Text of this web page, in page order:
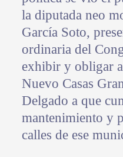
la diputada neo
García Soto,
ordinaria del
exhibir y obligar
Nuevo Casas
Delgado a que
mantenimiento y
calles de ese